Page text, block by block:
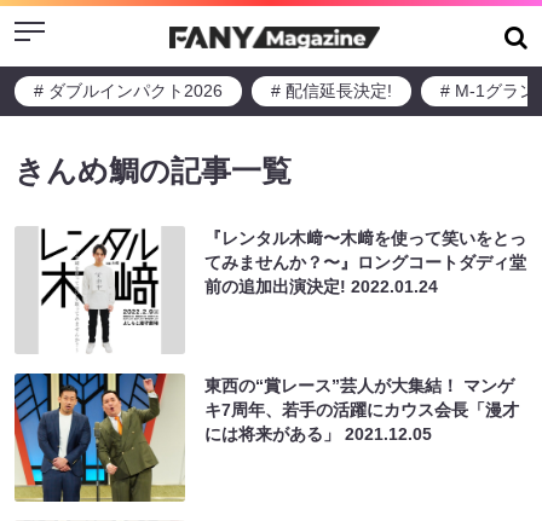
Menu
# ダブルインパクト2026 # 配信延長決定! # M-1グラン
きんめ鯛の記事一覧
『レンタル木﨑〜木﨑を使って笑いをとっ
てみませんか？〜』ロングコートダディ堂
前の追加出演決定!2022.01.24
東西の“賞レース”芸人が大集結！ マンゲ
キ7周年、若手の活躍にカウス会長「漫才
には将来がある」2021.12.05